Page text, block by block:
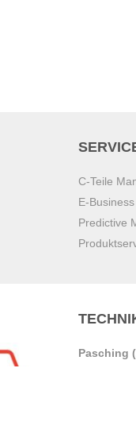
C-Teile
E-
Predictive
Pasching